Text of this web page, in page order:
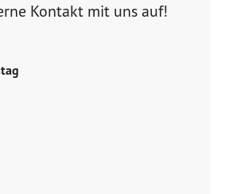
Kontakt mit uns auf!